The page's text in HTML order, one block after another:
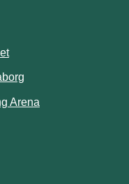
Arena